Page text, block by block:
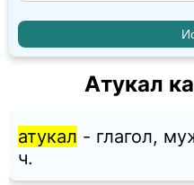
Атукал
атукал - глагол,
ч.